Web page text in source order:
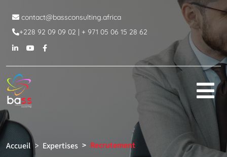
contact@bassconsulting.africa
+228 92 09 09 02 | + 971 05 06 15 28 62
Accueil Expertises Recrutement